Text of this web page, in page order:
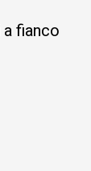
fianco